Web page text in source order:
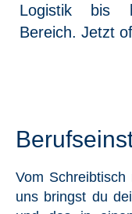
Logistik bis
Bereich. Jetzt
Vom
uns bringst du